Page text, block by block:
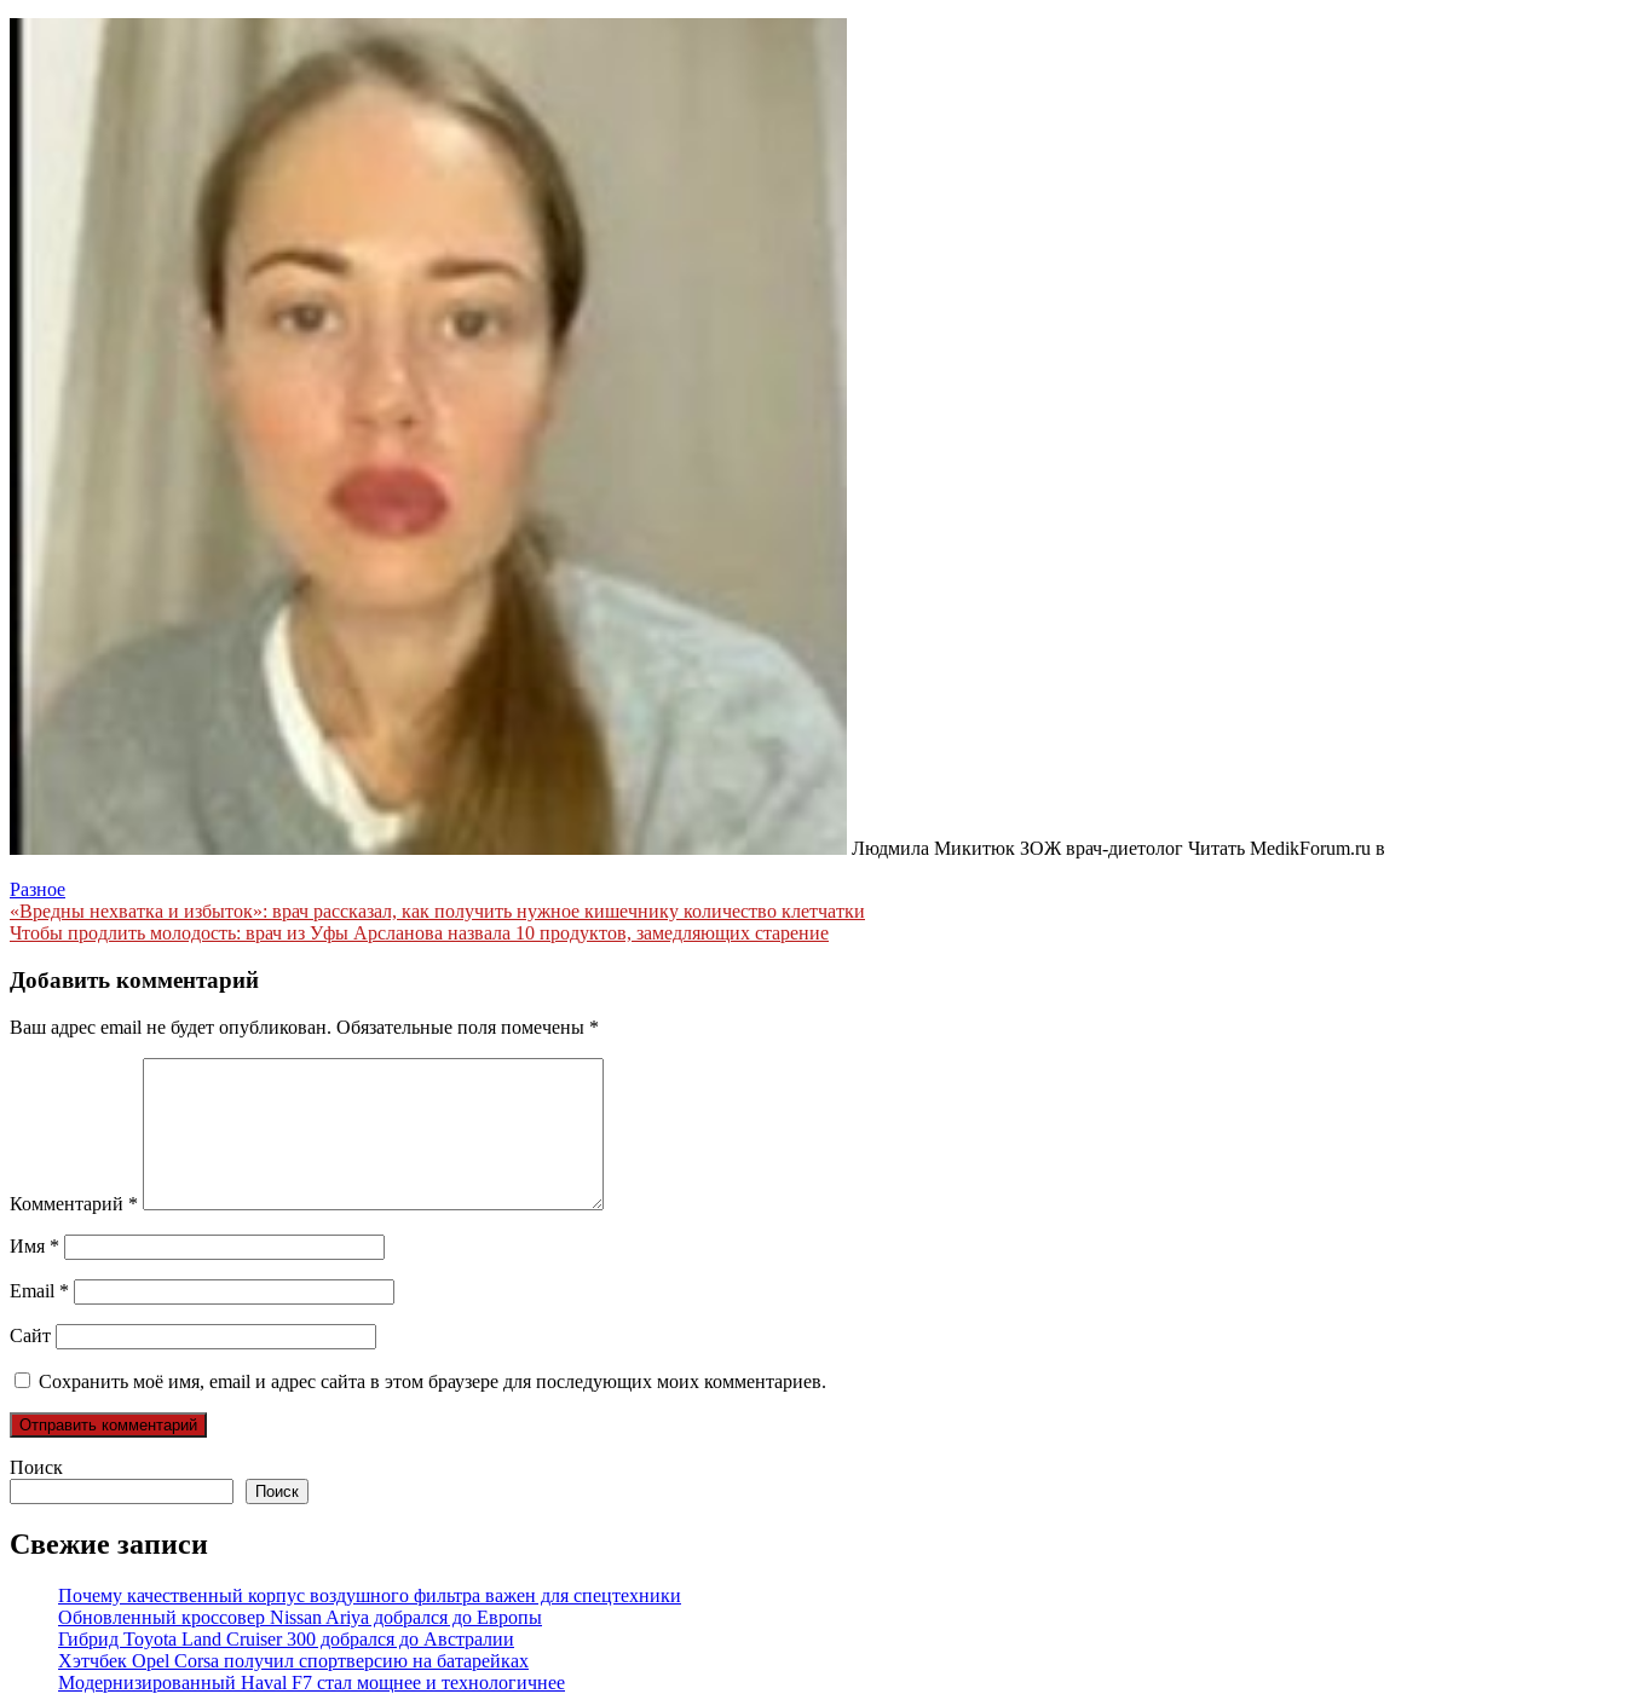
Людмила Микитюк ЗОЖ врач-диетолог Читать MedikForum.ru в
Разное
Навигация
по
записям
«Вредны нехватка и избыток»: врач рассказал, как получить нужное кишечнику количество клетчатки
Чтобы продлить молодость: врач из Уфы Арсланова назвала 10 продуктов, замедляющих старение
Добавить комментарий
Ваш адрес email не будет опубликован. Обязательные поля помечены *
Комментарий *
Имя *
Email *
Сайт
Сохранить моё имя, email и адрес сайта в этом браузере для последующих моих комментариев.
Поиск
Поиск
Свежие записи
Почему качественный корпус воздушного фильтра важен для спецтехники
Обновленный кроссовер Nissan Ariya добрался до Европы
Гибрид Toyota Land Cruiser 300 добрался до Австралии
Хэтчбек Opel Corsa получил спортверсию на батарейках
Модернизированный Haval F7 стал мощнее и технологичнее